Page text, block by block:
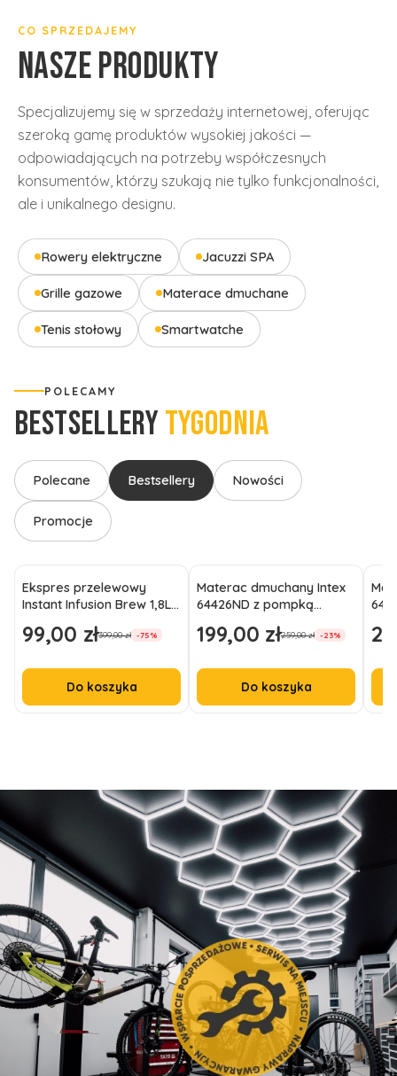
CO SPRZEDAJEMY
NASZE PRODUKTY
Specjalizujemy się w sprzedaży internetowej, oferując
szeroką gamę produktów wysokiej jakości —
odpowiadających na potrzeby współczesnych
konsumentów, którzy szukają nie tylko funkcjonalności,
ale i unikalnego designu.
Rowery elektryczne Jacuzzi SPA
Grille gazowe Materace dmuchane
Tenis stołowy Smartwatche
POLECAMY
BESTSELLERYTYGODNIA
Polecane Bestsellery Nowości
Promocje
Ekspres przelewowy
Instant Infusion Brew 1,8L
Cena promocyjna
99,00 zł399,00 zł -75%
Do koszyka
Materac dmuchany Intex
64426ND z pompką
wysoki
Cena promocyjna
199,00 zł259,00 zł -23%
Do koszyka